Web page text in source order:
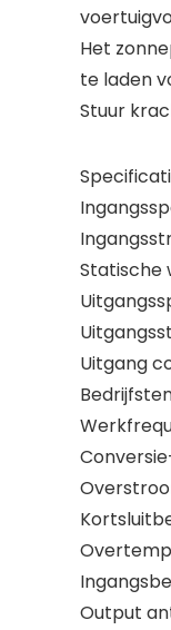
Het
te laden
Stuur
Statische
Uitgang
Output